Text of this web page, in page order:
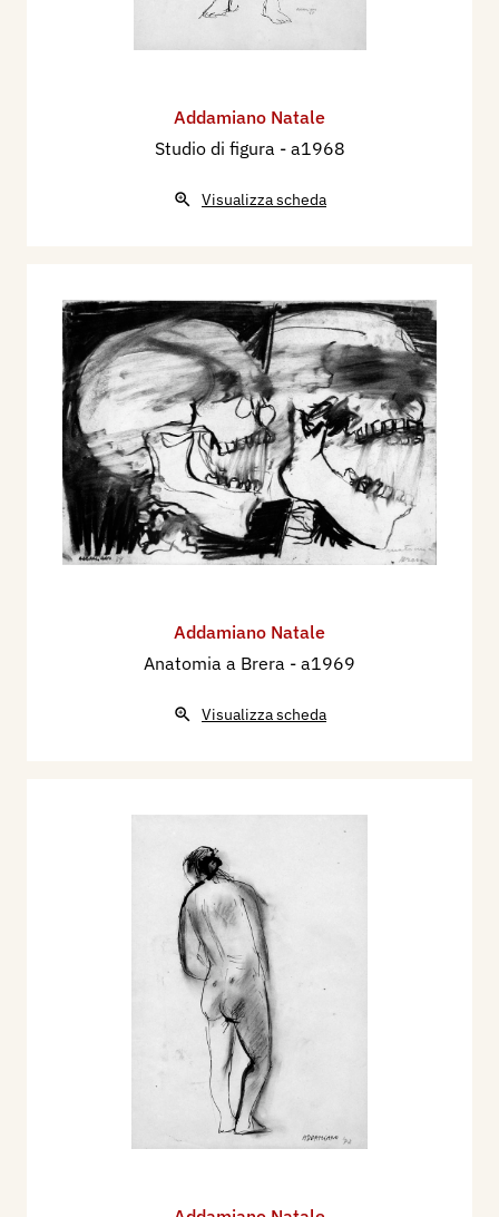
Addamiano Natale
Studio di figura - a1968
Visualizza scheda
Addamiano Natale
Anatomia a Brera - a1969
Visualizza scheda